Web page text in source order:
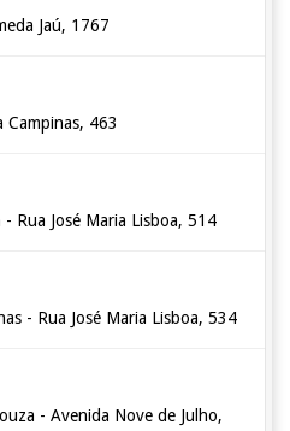
Jaú, 1767
Campinas, 463
Rua José Maria Lisboa, 514
- Rua José Maria Lisboa, 534
- Avenida Nove de Julho,